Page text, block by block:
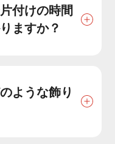
付けの時間
ますか？
ような飾り